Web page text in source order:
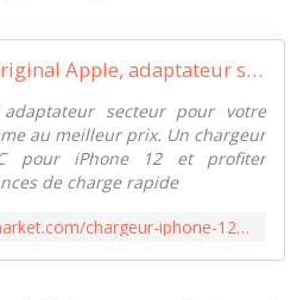
Chargeur iPhone 12 Original Apple, adaptateur secteur 20 W
secteur pour votre
au meilleur prix. Un chargeur
pour iPhone 12 et profiter
de charge rapide
https://www.best-price-market.com/chargeur-iphone-12-original-apple-c2x32985661